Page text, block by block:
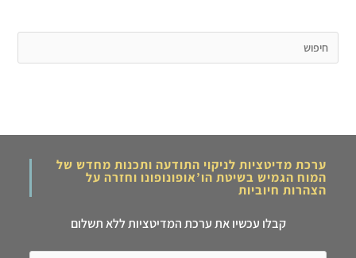
ערכת מדיטציות לניקוי התודעה ותכנות מחדש של
המוח הגמיש בשיטת הו’אופונופונו וחזרה על
הצהרות חיוביות
קבלו עכשיו את ערכת המדיטציות ללא תשלום